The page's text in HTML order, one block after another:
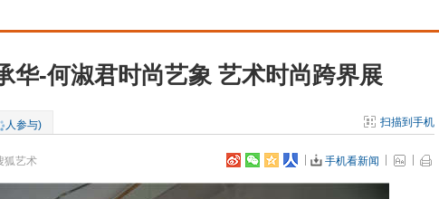
华-何淑君时尚艺象 艺术时尚跨界展
人参与) 扫描到手机
狐艺术 手机看新闻